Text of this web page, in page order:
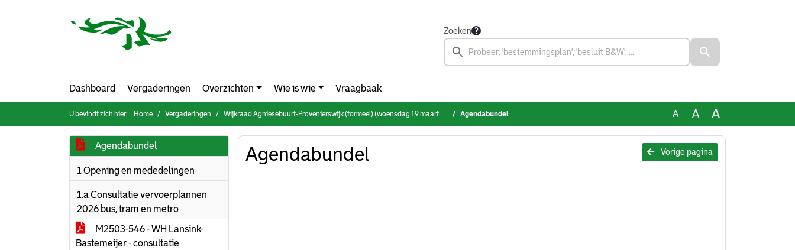
Ga naar de inhoud van deze pagina
Zoeken
Dashboard Vergaderingen Overzichten Wie is wie Vraagbaak
U bevindt zich hier: Home Vergaderingen Wijkraad Agniesebuurt-Provenierswijk (formeel) (woensdag 19 maart 2025) Agendabundel A A A
Agendabundel
1 Opening en mededelingen
1.a Consultatie vervoerplannen
2026 bus, tram en metro
M2503-546 - WH Lansink-
Bastemeijer - consultatie
Vorige pagina
Agendabundel